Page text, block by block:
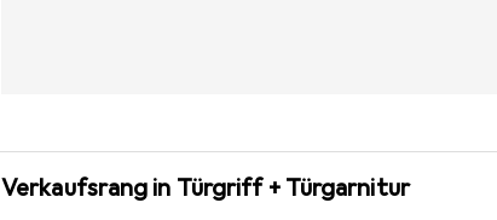
Verkaufsrang in Türgriff + Türgarnitur